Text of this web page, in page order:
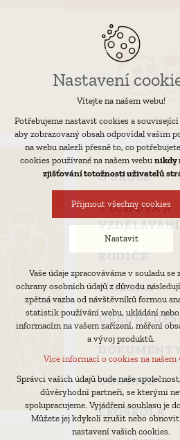
O ŠKOLE
VÝCHOVA A
VZDĚLÁVÁNÍ
RODIČE
JÍDELNA
ÚŘEDNÍ
COOKIES
EKOŠKOLA
Nastavení
Vítejte na našem webu!
Potřebujeme nastavit cookies a
aby zobrazovaný obsah odpovídal vašim
na webu nalezli přesně to, co
cookies používané na našem webu nikdy
zjišťování totožnosti uživatelů
Přijmout všechny cookies
Nastavit
Technická cookies
nutná pro provozování webu
udržení kontextu stránek
přihlášení, volby jazyka, apod.
analytická pro anonymizované
návštěvnosti
marketingová cookies (Google)
Více informací o cookies na našem
Vaše údaje zpracováváme v souladu se
ochrany osobních údajů z důvodu
zpětná vazba od návštěvníků formou
statistik používání webu, ukládání
informacím na vašem zařízení, měření
a vývoj produktů.
Více informací o cookies na našem
Správci vašich údajů bude naše
důvěryhodní partneři, se kterými
spolupracujeme. Vyjádření souhlasu je
Můžete jej kdykoli zrušit nebo obnovit
nastavení vašich cookies.